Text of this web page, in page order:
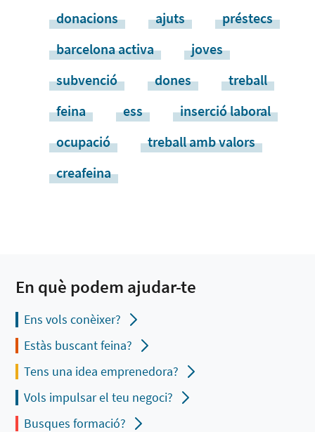
donacions ajuts
préstecs
barcelona activa
joves
subvenció
dones
treball
feina
ess
inserció laboral
ocupació
treball amb valors
creafeina
En què podem ajudar-te
Ens vols conèixer?
Estàs buscant feina?
Tens una idea emprenedora?
Vols impulsar el teu negoci?
Busques formació?